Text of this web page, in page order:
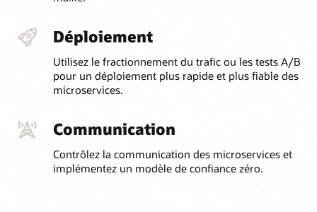
Déploiement
Utilisez le fractionnement du trafic ou les tests A/B
pour un déploiement plus rapide et plus fiable des
microservices.
Communication
Contrôlez la communication des microservices et
implémentez un modèle de confiance zéro.